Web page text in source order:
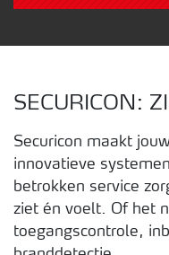
SECURICON:
Securicon maakt
innovatieve
betrokken service
ziet én voelt. Of het
toegangscontrole,